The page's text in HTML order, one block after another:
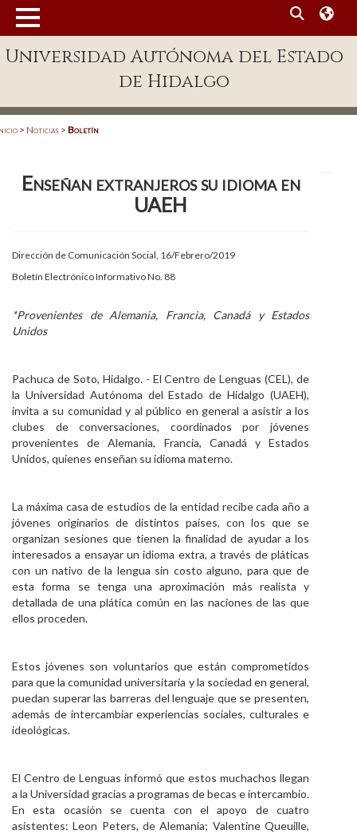
Enlaces
Patronato
Publicaciones en línea
Acreditación Internacional
Alumnado
Personal
Alumni
Visitantes
Universidad Autónoma del Estado
de Hidalgo
> Noticias > Boletín
Enseñan extranjeros su idioma en
UAEH
Dirección de Comunicación Social, 16/Febrero/2019
Boletín Electrónico Informativo No. 88
*Provenientes de Alemania, Francia, Canadá y Estados
Unidos
Pachuca de Soto, Hidalgo. - El Centro de Lenguas (CEL), de
la Universidad Autónoma del Estado de Hidalgo (UAEH),
invita a su comunidad y al público en general a asistir a los
clubes de conversaciones, coordinados por jóvenes
provenientes de Alemania, Francia, Canadá y Estados
Unidos, quienes enseñan su idioma materno.
La máxima casa de estudios de la entidad recibe cada año a
jóvenes originarios de distintos países, con los que se
organizan sesiones que tienen la finalidad de ayudar a los
interesados a ensayar un idioma extra, a través de pláticas
con un nativo de la lengua sin costo alguno, para que de
esta forma se tenga una aproximación más realista y
detallada de una plática común en las naciones de las que
ellos proceden.
Estos jóvenes son voluntarios que están comprometidos
para que la comunidad universitaria y la sociedad en general,
puedan superar las barreras del lenguaje que se presenten,
además de intercambiar experiencias sociales, culturales e
ideológicas.
El Centro de Lenguas informó que estos muchachos llegan
a la Universidad gracias a programas de becas e intercambio.
En esta ocasión se cuenta con el apoyo de cuatro
asistentes: Leon Peters, de Alemania; Valentine Queuille,